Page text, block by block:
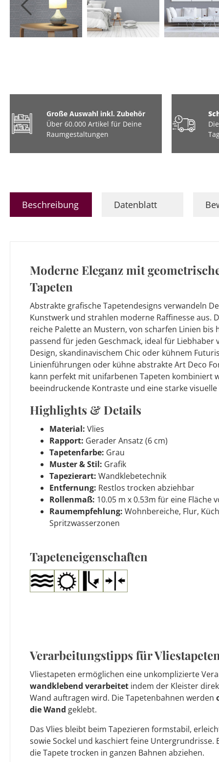
Barock Marmor
Große Auswahl inkl. Zubehör
Über 60.000 Artikel für Deine
Raumgestaltungen
Beschreibung Datenblatt
Moderne Eleganz mit
Tapeten
Abstrakte grafische Tapetendesigns verwandeln
Kunstwerk und strahlen moderne Raffinesse aus.
reiche Palette an Mustern, von scharfen Linien bis
passend für jeden Geschmack, ideal für Liebhaber
Design, skandinavischem Chic oder kühnem
Linienführungen oder kühne abstrakte Art Deco
kann perfekt mit unifarbenen Tapeten kombiniert
beeindruckende Kontraste und eine starke
Highlights & Details
Material: Vlies
Rapport: Gerader Ansatz (6 cm)
Tapetenfarbe: Grau
Muster & Stil: Grafik
Tapezierart: Wandklebetechnik
Entfernung: Restlos trocken abziehbar
Rollenmaß: 10.05 m x 0.53m für eine Fläche
Raumempfehlung: Wohnbereiche, Flur,
Spritzwasserzonen
Tapeteneigenschaften
Verarbeitungstipps für Vliestapeten
Vliestapeten ermöglichen eine unkomplizierte
wandklebend verarbeitet indem der Kleister
Wand auftragen wird. Die Tapetenbahnen werden
die Wand geklebt.
Das Vlies bleibt beim Tapezieren formstabil,
sowie Sockel und kaschiert feine Untergrundrisse.
die Tapete trocken in ganzen Bahnen abziehen.